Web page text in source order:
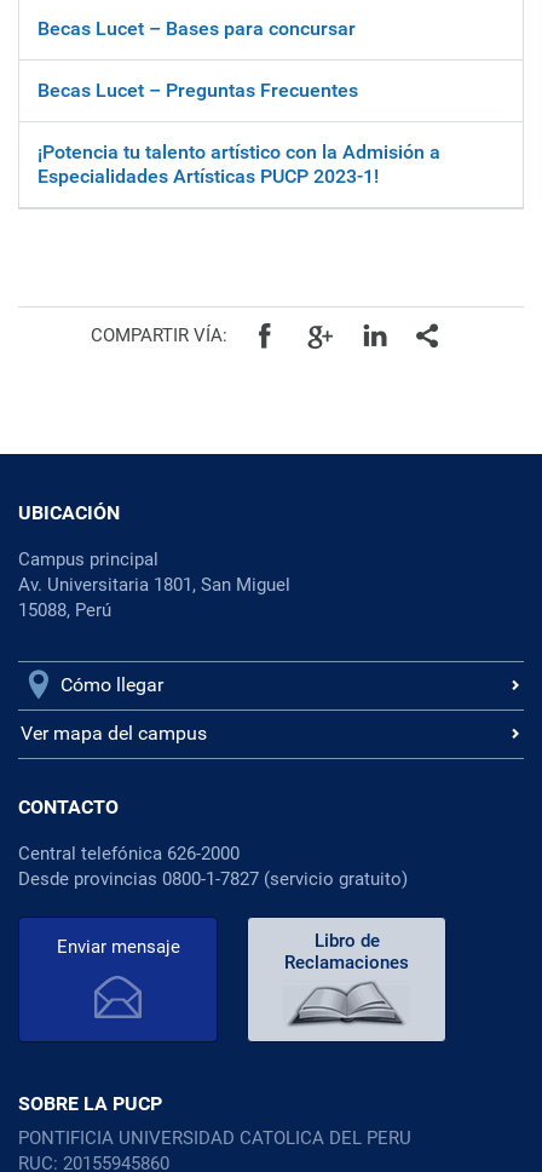
Becas Lucet – Bases para concursar
Becas Lucet – Preguntas Frecuentes
¡Potencia tu talento artístico con la Admisión a
Especialidades Artísticas PUCP 2023-1!
COMPARTIR VÍA: FacebookGoogle+ Linkedin
UBICACIÓN
Campus principal
Av. Universitaria 1801, San Miguel
15088, Perú
Cómo llegar
Ver mapa del campus
CONTACTO
Central telefónica 626-2000
Desde provincias 0800-1-7827 (servicio gratuito)
Enviar mensaje
Libro de
Reclamaciones
SOBRE LA PUCP
PONTIFICIA UNIVERSIDAD CATOLICA DEL PERU
RUC: 20155945860